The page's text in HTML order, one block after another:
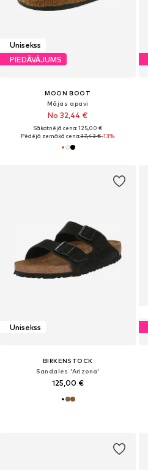
Unisekss
PIEDĀVĀJUMS
MOON BOOT
Mājas apavi
No 32,44 €
Sākotnējā cena: 125,00 €
Pēdējā zemākā cena:37,43 €-13%
Unisekss
BIRKENSTOCK
Sandales 'Arizona'
125,00 €